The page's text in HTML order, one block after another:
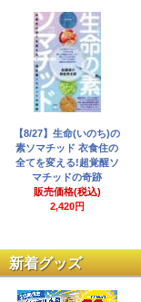
【8/27】生命(いのち)の
素ソマチッド 衣食住の
全てを変える!超覚醒ソ
マチッドの奇跡
販売価格(税込)
2,420円
新着グッズ